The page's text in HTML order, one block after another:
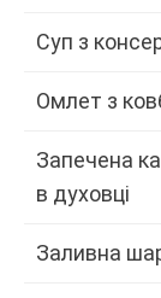
Суп з
Омлет з
Запечена
в духовці
Заливна